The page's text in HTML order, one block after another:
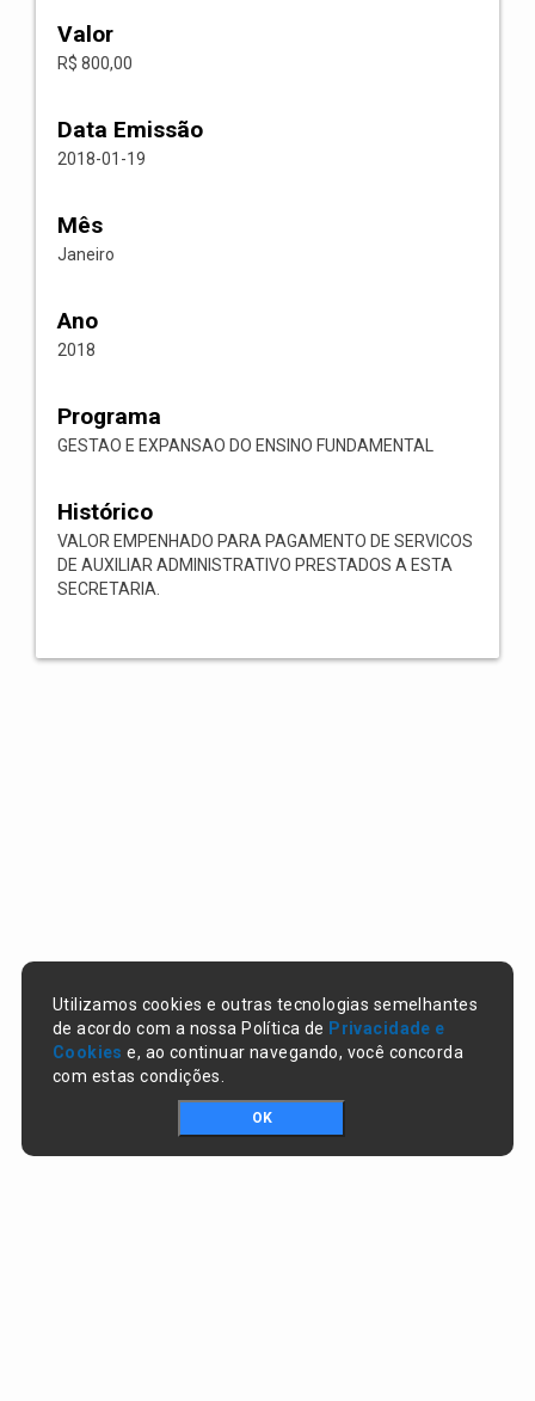
Valor
R$ 800,00
Data Emissão
2018-01-19
Mês
Janeiro
Ano
2018
Programa
GESTAO E EXPANSAO DO ENSINO FUNDAMENTAL
Histórico
VALOR EMPENHADO PARA PAGAMENTO DE SERVICOS
DE AUXILIAR ADMINISTRATIVO PRESTADOS A ESTA
SECRETARIA.
Utilizamos cookies e outras tecnologias semelhantes
de acordo com a nossa Política de Privacidade e
Cookies e, ao continuar navegando, você concorda
com estas condições.
OK